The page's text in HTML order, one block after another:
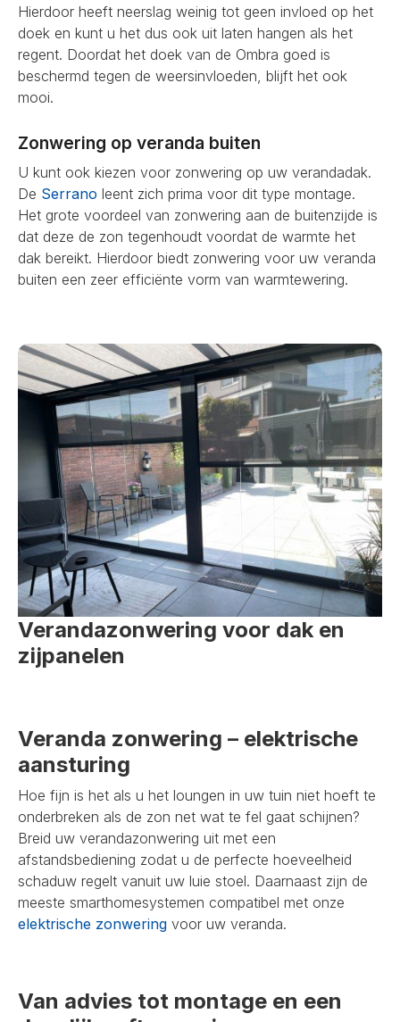
Hierdoor heeft neerslag weinig tot geen invloed op het
doek en kunt u het dus ook uit laten hangen als het
regent. Doordat het doek van de Ombra goed is
beschermd tegen de weersinvloeden, blijft het ook
mooi.
Zonwering op veranda buiten
U kunt ook kiezen voor zonwering op uw verandadak.
De Serrano leent zich prima voor dit type montage.
Het grote voordeel van zonwering aan de buitenzijde is
dat deze de zon tegenhoudt voordat de warmte het
dak bereikt. Hierdoor biedt zonwering voor uw veranda
buiten een zeer efficiënte vorm van warmtewering.
Verandazonwering voor dak en
zijpanelen
Veranda zonwering – elektrische
aansturing
Hoe fijn is het als u het loungen in uw tuin niet hoeft te
onderbreken als de zon net wat te fel gaat schijnen?
Breid uw verandazonwering uit met een
afstandsbediening zodat u de perfecte hoeveelheid
schaduw regelt vanuit uw luie stoel. Daarnaast zijn de
meeste smarthomesystemen compatibel met onze
elektrische zonwering voor uw veranda.
Van advies tot montage en een